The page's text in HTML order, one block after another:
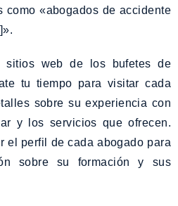
como «abogados de accidente
sitios web de los bufetes de
tu tiempo para visitar cada
sobre su experiencia con
y los servicios que ofrecen.
el perfil de cada abogado para
sobre su formación y sus